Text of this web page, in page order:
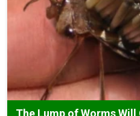
The Lump of Worms Will